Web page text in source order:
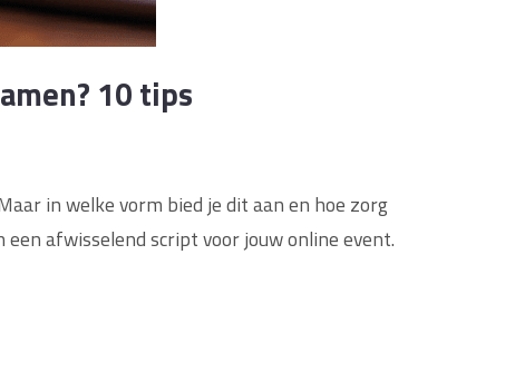
10 tips
in welke vorm bied je dit aan en hoe zorg
afwisselend script voor jouw online event.